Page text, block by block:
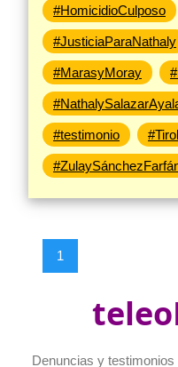
#HomicidioCulposo
#JusticiaParaNathaly
#MarasyMoray
#testimonio
1
Denuncias y